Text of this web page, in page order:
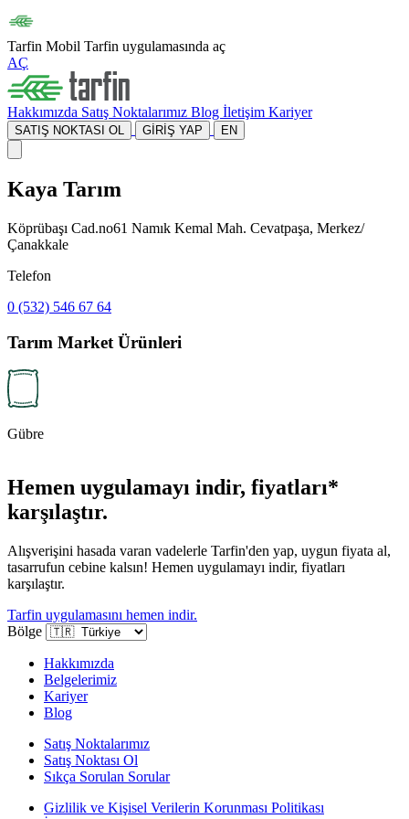
Tarfin Mobil Tarfin uygulamasında aç
AÇ
Hakkımızda Satış Noktalarımız Blog İletişim Kariyer
SATIŞ NOKTASI OL GİRİŞ YAP EN
Kaya Tarım
Köprübaşı Cad.no61 Namık Kemal Mah. Cevatpaşa, Merkez/
Çanakkale
Telefon
0 (532) 546 67 64
Tarım Market Ürünleri
Gübre
Hemen uygulamayı indir, fiyatları*
karşılaştır.
Alışverişini hasada varan vadelerle Tarfin'den yap, uygun fiyata al,
tasarrufun cebine kalsın! Hemen uygulamayı indir, fiyatları
karşılaştır.
Tarfin uygulamasını hemen indir.
Bölge
Hakkımızda
Belgelerimiz
Kariyer
Blog
Satış Noktalarımız
Satış Noktası Ol
Sıkça Sorulan Sorular
Gizlilik ve Kişisel Verilerin Korunması Politikası